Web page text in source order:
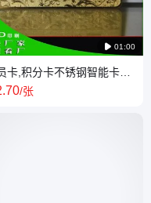
 01:00
卡,积分卡不锈钢智能卡，
卡 印刷厂家
.70/张